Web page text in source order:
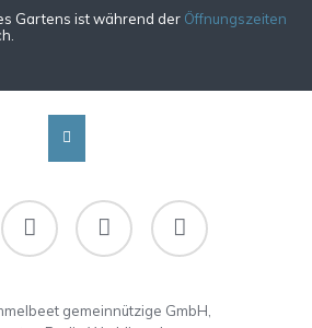
Gartens ist während derÖffnungszeiten
gemeinnützige GmbH,